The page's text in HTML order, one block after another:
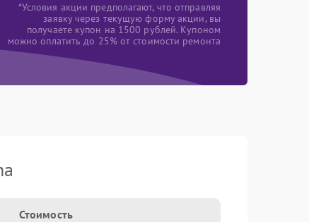
*Условия акции предполагают, что отправляя
заявку через текущую форму акции, вы
получаете купон на 1500 рублей. Купоном
можно оплатить до 25% от стоимости ремонта
Стоимость